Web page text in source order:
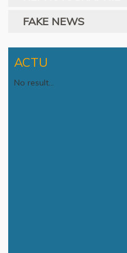
FAKE NEWS
ACTU
No result...